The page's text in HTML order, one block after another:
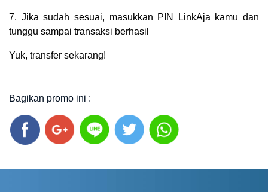
7. Jika sudah sesuai, masukkan PIN LinkAja kamu dan
tunggu sampai transaksi berhasil
Yuk, transfer sekarang!
Bagikan promo ini :